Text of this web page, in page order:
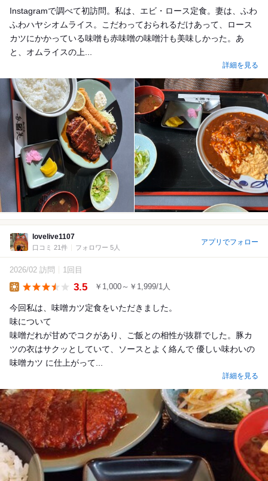
Instagramで調べて初訪問。私は、エビ・ロース定食。妻は、ふわ
ふわハヤシオムライス。こだわっておられるだけあって、ロース
カツにかかっている味噌も赤味噌の味噌汁も美味しかった。あ
と、オムライスの上...
詳細を見る
lovelive1107
口コミ 21件 フォロワー 5人
アプリでフォロー
2026/02 訪問 1回目
3.5 ￥1,000～￥1,999/1人
今回私は、味噌カツ定食をいただきました。
味について
味噌だれが甘めでコクがあり、ご飯との相性が抜群でした。豚カ
ツの衣はサクッとしていて、ソースとよく絡んで 優しい味わいの
味噌カツ に仕上がって...
詳細を見る